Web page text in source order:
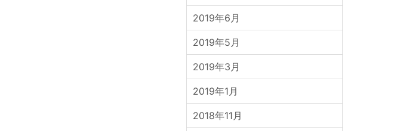
2019年6月
2019年5月
2019年3月
2019年1月
2018年11月